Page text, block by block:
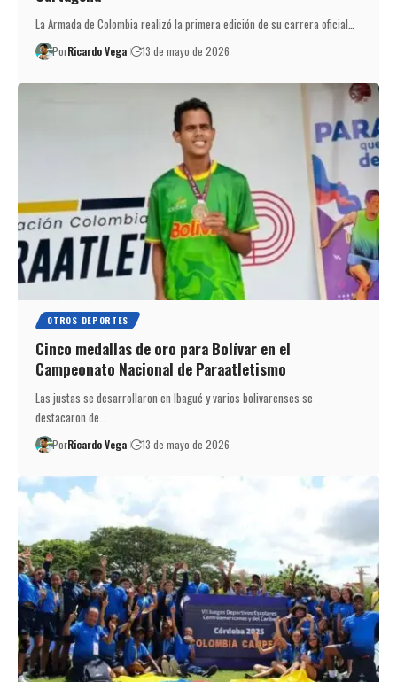
La Armada de Colombia realizó la primera edición de su carrera oficial…
PorRicardo Vega 13 de mayo de 2026
OTROS DEPORTES
Cinco medallas de oro para Bolívar en el
Campeonato Nacional de Paraatletismo
Las justas se desarrollaron en Ibagué y varios bolivarenses se
destacaron de…
PorRicardo Vega 13 de mayo de 2026